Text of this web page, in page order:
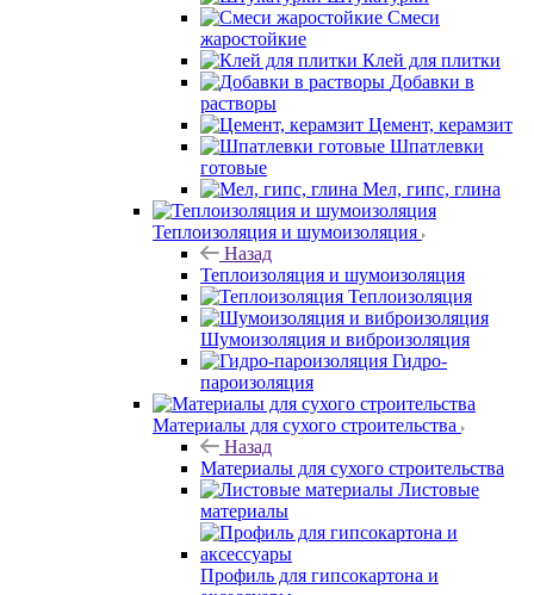
Смеси
жаростойкие
Клей для плитки
Добавки в
растворы
Цемент, керамзит
Шпатлевки
готовые
Мел, гипс, глина
Теплоизоляция и шумоизоляция
Назад
Теплоизоляция и шумоизоляция
Теплоизоляция
Шумоизоляция и виброизоляция
Гидро-
пароизоляция
Материалы для сухого строительства
Назад
Материалы для сухого строительства
Листовые
материалы
Профиль для гипсокартона и